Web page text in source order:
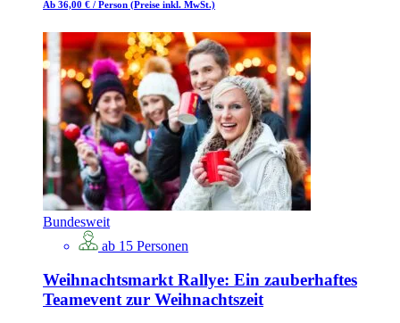
Ab 36,00 € / Person (Preise inkl. MwSt.)
Bundesweit
ab 15 Personen
Weihnachtsmarkt Rallye: Ein zauberhaftes
Teamevent zur Weihnachtszeit